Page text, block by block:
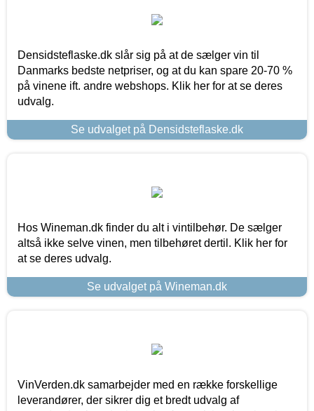
Densidsteflaske.dk slår sig på at de sælger vin til
Danmarks bedste netpriser, og at du kan spare 20-70 %
på vinene ift. andre webshops. Klik her for at se deres
udvalg.
Se udvalget på Densidsteflaske.dk
Hos Wineman.dk finder du alt i vintilbehør. De sælger
altså ikke selve vinen, men tilbehøret dertil. Klik her for
at se deres udvalg.
Se udvalget på Wineman.dk
VinVerden.dk samarbejder med en række forskellige
leverandører, der sikrer dig et bredt udvalg af